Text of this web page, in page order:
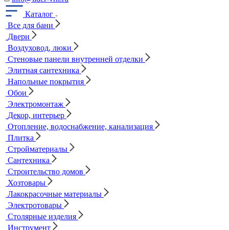
Каталог
Все для бани
Двери
Воздуховод, люки
Стеновые панели внутренней отделки
Элитная сантехника
Напольные покрытия
Обои
Электромонтаж
Декор, интерьер
Отопление, водоснабжение, канализация
Плитка
Стройматериалы
Сантехника
Строительство домов
Хозтовары
Лакокрасочные материалы
Электротовары
Столярные изделия
Инструмент